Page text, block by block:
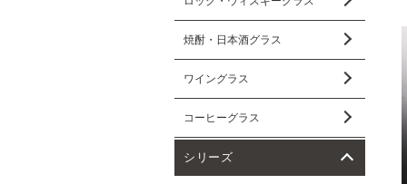
焼酎・日本酒グラス
ワイングラス
コーヒーグラス
シリーズ